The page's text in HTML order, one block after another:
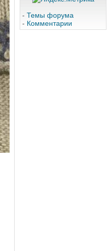
- Темы форума
- Комментарии